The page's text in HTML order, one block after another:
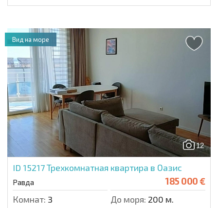
12
ID 15217Трехкомнатная квартира в Оазис
Равда 185 000 €
Комнат: 3 До моря: 200 м.
Вид на море